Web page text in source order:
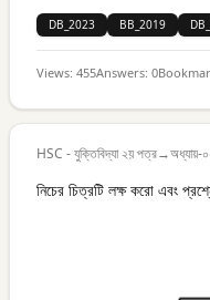
DB_2023 BB_2019
Views: 455Answers: 0
HSC - যুক্তিবিদ্যা ২য় পত্র→অধ্যায়-
নিচের চিত্রটি লক্ষ করো এবং